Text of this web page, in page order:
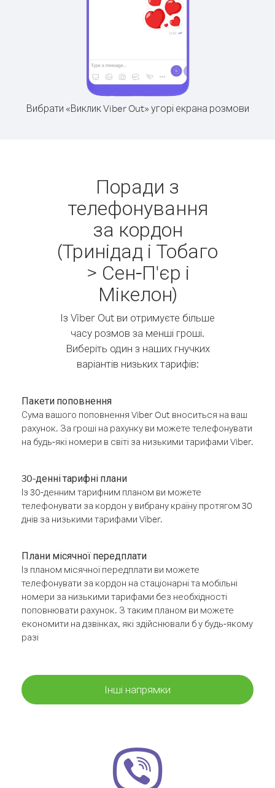
Вибрати «Виклик Viber Out» угорі екрана розмови
Поради з
телефонування
за кордон
(Тринідад і Тобаго
> Сен-П'єр і
Мікелон)
Із Viber Out ви отримуєте більше
часу розмов за менші гроші.
Виберіть один з наших гнучких
варіантів низьких тарифів:
Пакети поповнення
Сума вашого поповнення Viber Out вноситься на ваш
рахунок. За гроші на рахунку ви можете телефонувати
на будь-які номери в світі за низькими тарифами Viber.
30-денні тарифні плани
Із 30-денним тарифним планом ви можете
телефонувати за кордон у вибрану країну протягом 30
днів за низькими тарифами Viber.
Плани місячної передплати
Із планом місячної передплати ви можете
телефонувати за кордон на стаціонарні та мобільні
номери за низькими тарифами без необхідності
поповнювати рахунок. З таким планом ви можете
економити на дзвінках, які здійснювали б у будь-якому
разі
Інші напрямки